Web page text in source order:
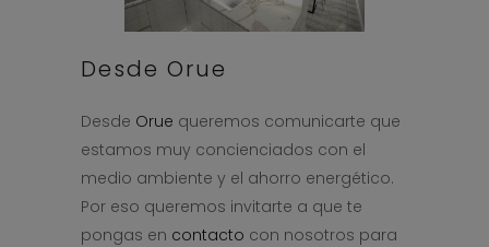
Desde Orue
Desde Orue queremos comunicarte que
estamos muy concienciados con el
medio ambiente y el ahorro energético.
Por eso queremos invitarte a que te
pongas en contacto con nosotros para